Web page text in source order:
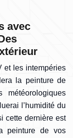
avec
et les intempéries
la peinture de
l’humidité du
cette dernière est
peinture de vos